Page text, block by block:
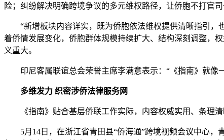
险；纠纷解决明确跨境争议的多元维权路径，让侨胞不打官司
“新增板块内容详实，既为侨胞依法维权提供清晰指引，
着侨情发展变化，侨胞群体规模持续扩大、结构深刻调整，
义重大。
印尼客属联谊总会荣誉主席李满意表示：“《指南》就像
多维发力 织密涉侨法律服务网
《指南》贴合基层侨联工作实际，内容权威实用、条理清
5月14日，在浙江省青田县“侨海通”跨境视频会议中心，